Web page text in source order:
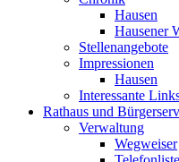
Hausen
Hausener
Stellenangebote
Impressionen
Hausen
Interessante
Rathaus und
Verwaltung
Wegweiser